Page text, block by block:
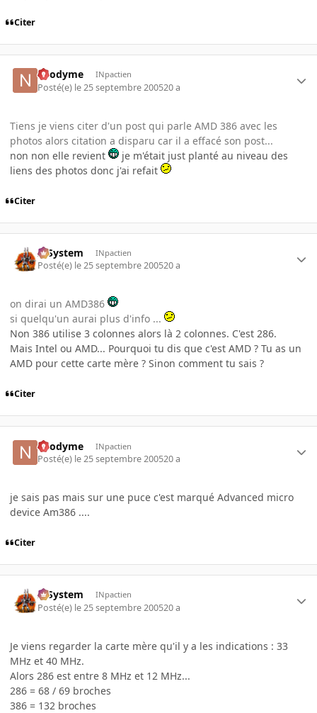
Citer
neodyme INpactien
Posté(e) le 25 septembre 200520 a
Tiens je viens citer d'un post qui parle AMD 386 avec les
photos alors citation a disparu car il a effacé son post...
non non elle revient
je m'était just planté au niveau des
liens des photos donc j'ai refait
Citer
X-System INpactien
Posté(e) le 25 septembre 200520 a
on dirai un AMD386
si quelqu'un aurai plus d'info ...
Non 386 utilise 3 colonnes alors là 2 colonnes. C'est 286.
Mais Intel ou AMD... Pourquoi tu dis que c'est AMD ? Tu as un
AMD pour cette carte mère ? Sinon comment tu sais ?
Citer
neodyme INpactien
Posté(e) le 25 septembre 200520 a
je sais pas mais sur une puce c'est marqué Advanced micro
device Am386 ....
Citer
X-System INpactien
Posté(e) le 25 septembre 200520 a
Je viens regarder la carte mère qu'il y a les indications : 33
MHz et 40 MHz.
Alors 286 est entre 8 MHz et 12 MHz...
286 = 68 / 69 broches
386 = 132 broches